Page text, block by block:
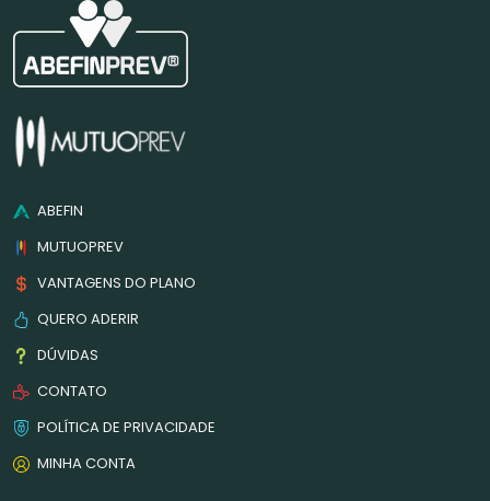
ABEFIN
MUTUOPREV
VANTAGENS DO PLANO
QUERO ADERIR
DÚVIDAS
CONTATO
POLÍTICA DE PRIVACIDADE
MINHA CONTA